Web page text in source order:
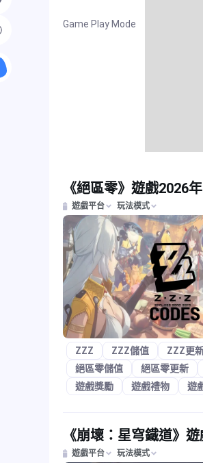
Game Play Mode
《絕區零》遊戲2026
遊戲平台 玩法模式
ZZZ ZZZ儲值 ZZZ更
絕區零儲值
絕區零更新
遊戲獎勵
遊戲禮物 遊
《崩壞：星穹鐵道》
遊戲平台 玩法模式